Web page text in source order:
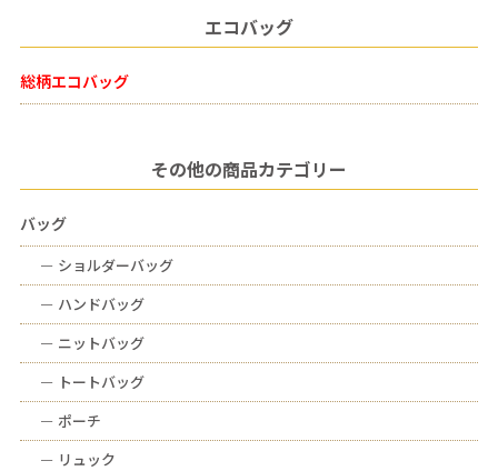
エコバッグ
総柄エコバッグ
その他の商品カテゴリー
バッグ
ー ショルダーバッグ
ー ハンドバッグ
ー ニットバッグ
ー トートバッグ
ー ポーチ
ー リュック